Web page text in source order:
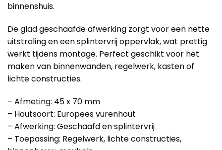
binnenshuis.
De glad geschaafde afwerking zorgt voor een nette
uitstraling en een splintervrij oppervlak, wat prettig
werkt tijdens montage. Perfect geschikt voor het
maken van binnenwanden, regelwerk, kasten of
lichte constructies.
– Afmeting: 45 x 70 mm
– Houtsoort: Europees vurenhout
– Afwerking: Geschaafd en splintervrij
– Toepassing: Regelwerk, lichte constructies,